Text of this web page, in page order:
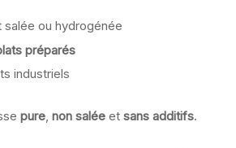
salée ou hydrogénée
préparés
industriels
pure, non salée et sans additifs.